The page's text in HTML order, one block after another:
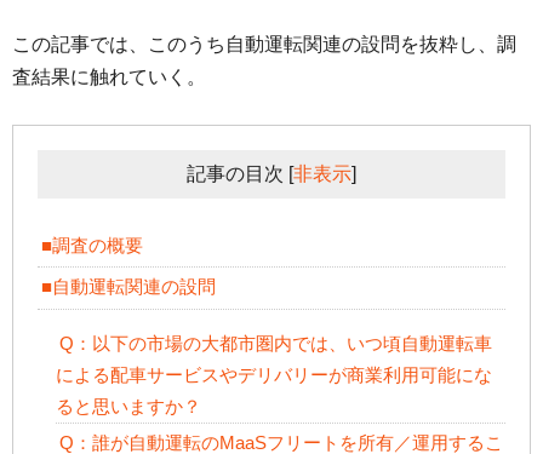
この記事では、このうち自動運転関連の設問を抜粋し、調
査結果に触れていく。
記事の目次 [非表示]
■調査の概要
■自動運転関連の設問
Q：以下の市場の大都市圏内では、いつ頃自動運転車
による配車サービスやデリバリーが商業利用可能にな
ると思いますか？
Q：誰が自動運転のMaaSフリートを所有／運用するこ